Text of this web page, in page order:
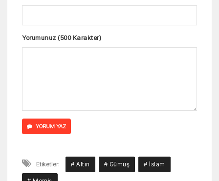
Yorumunuz (500 Karakter)
YORUM YAZ